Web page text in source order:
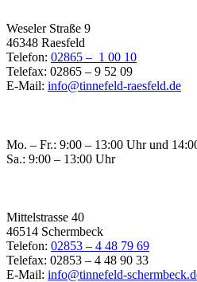
Weseler Straße 9
46348 Raesfeld
Telefon: 02865 – 1 00 10
Telefax: 02865 – 9 52 09
E-Mail: info@tinnefeld-raesfeld.de
Mo. – Fr.: 9:00 – 13:00 Uhr und
Sa.: 9:00 – 13:00 Uhr
Mittelstrasse 40
46514 Schermbeck
Telefon: 02853 – 4 48 79 69
Telefax: 02853 – 4 48 90 33
E-Mail: info@tinnefeld-